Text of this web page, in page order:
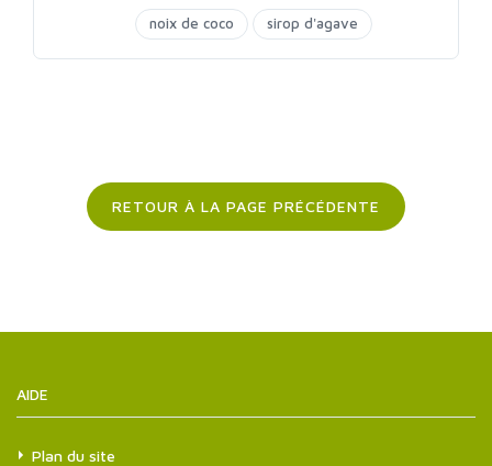
noix de coco
sirop d'agave
RETOUR À LA PAGE PRÉCÉDENTE
AIDE
Plan du site